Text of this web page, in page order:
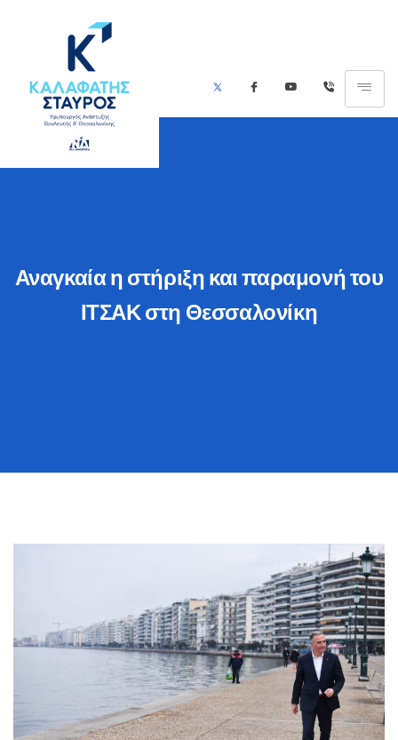
Αναγκαία η στήριξη και παραμονή του
ΙΤΣΑΚ στη Θεσσαλονίκη